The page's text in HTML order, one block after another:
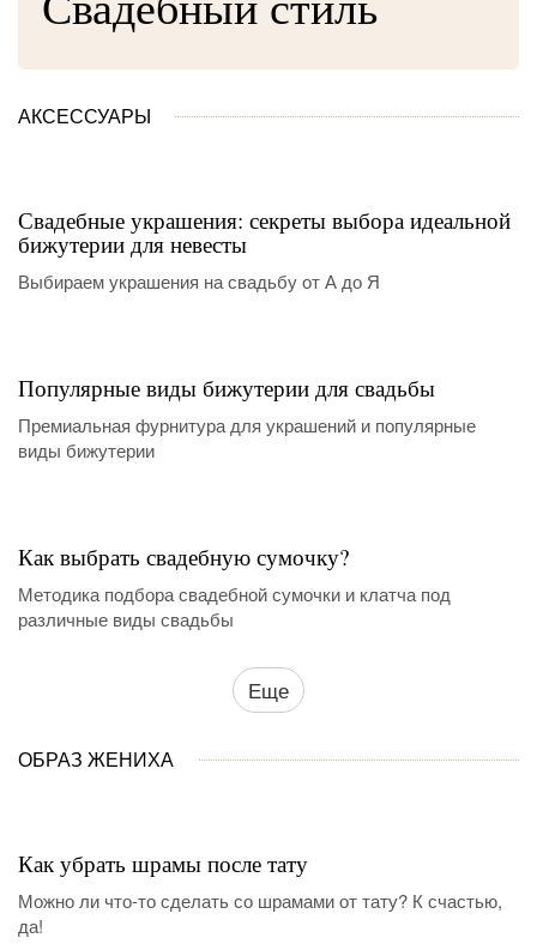
АКСЕССУАРЫ
Свадебные украшения: секреты выбора идеальной
бижутерии для невесты
Выбираем украшения на свадьбу от А до Я
Популярные виды бижутерии для свадьбы
Премиальная фурнитура для украшений и популярные
виды бижутерии
Как выбрать свадебную сумочку?
Методика подбора свадебной сумочки и клатча под
различные виды свадьбы
Еще
ОБРАЗ ЖЕНИХА
Как убрать шрамы после тату
Можно ли что-то сделать со шрамами от тату? К счастью,
да!